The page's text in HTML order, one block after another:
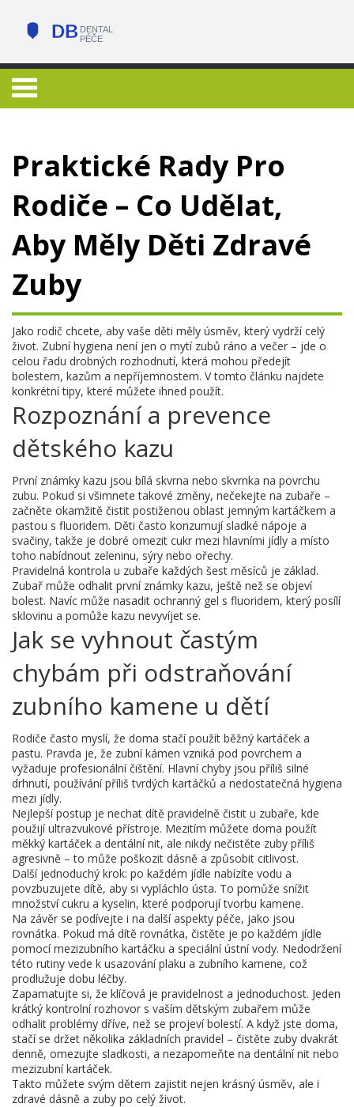
Praktické Rady Pro
Rodiče – Co Udělat,
Aby Měly Děti Zdravé
Zuby
Jako rodič chcete, aby vaše děti měly úsměv, který vydrží celý
život. Zubní hygiena není jen o mytí zubů ráno a večer – jde o
celou řadu drobných rozhodnutí, která mohou předejít
bolestem, kazům a nepříjemnostem. V tomto článku najdete
konkrétní tipy, které můžete ihned použít.
Rozpoznání a prevence
dětského kazu
První známky kazu jsou bílá skvrna nebo skvrnka na povrchu
zubu. Pokud si všimnete takové změny, nečekejte na zubaře –
začněte okamžitě čistit postiženou oblast jemným kartáčkem a
pastou s fluoridem. Děti často konzumují sladké nápoje a
svačiny, takže je dobré omezit cukr mezi hlavními jídly a místo
toho nabídnout zeleninu, sýry nebo ořechy.
Pravidelná kontrola u zubaře každých šest měsíců je základ.
Zubař může odhalit první známky kazu, ještě než se objeví
bolest. Navíc může nasadit ochranný gel s fluoridem, který posílí
sklovinu a pomůže kazu nevyvíjet se.
Jak se vyhnout častým
chybám při odstraňování
zubního kamene u dětí
Rodiče často myslí, že doma stačí použít běžný kartáček a
pastu. Pravda je, že zubní kámen vzniká pod povrchem a
vyžaduje profesionální čištění. Hlavní chyby jsou příliš silné
drhnutí, používání příliš tvrdých kartáčků a nedostatečná hygiena
mezi jídly.
Nejlepší postup je nechat dítě pravidelně čistit u zubaře, kde
použijí ultrazvukové přístroje. Mezitím můžete doma použít
měkký kartáček a dentální nit, ale nikdy nečistěte zuby příliš
agresivně – to může poškozit dásně a způsobit citlivost.
Další jednoduchý krok: po každém jídle nabízíte vodu a
povzbuzujete dítě, aby si vypláchlo ústa. To pomůže snížit
množství cukru a kyselin, které podporují tvorbu kamene.
Na závěr se podívejte i na další aspekty péče, jako jsou
rovnátka. Pokud má dítě rovnátka, čistěte je po každém jídle
pomocí mezizubního kartáčku a speciální ústní vody. Nedodržení
této rutiny vede k usazování plaku a zubního kamene, což
prodlužuje dobu léčby.
Zapamatujte si, že klíčová je pravidelnost a jednoduchost. Jeden
krátký kontrolní rozhovor s vaším dětským zubařem může
odhalit problémy dříve, než se projeví bolestí. A když jste doma,
stačí se držet několika základních pravidel – čistěte zuby dvakrát
denně, omezujte sladkosti, a nezapomeňte na dentální nit nebo
mezizubní kartáček.
Takto můžete svým dětem zajistit nejen krásný úsměv, ale i
zdravé dásně a zuby po celý život.